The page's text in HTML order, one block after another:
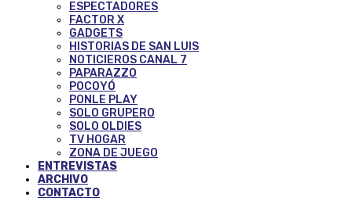
ESPECTADORES
FACTOR X
GADGETS
HISTORIAS DE SAN LUIS
NOTICIEROS CANAL 7
PAPARAZZO
POCOYÓ
PONLE PLAY
SOLO GRUPERO
SOLO OLDIES
TV HOGAR
ZONA DE JUEGO
ENTREVISTAS
ARCHIVO
CONTACTO